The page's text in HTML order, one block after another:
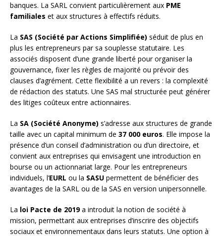
banques. La SARL convient particulièrement aux PME
familiales et aux structures à effectifs réduits.
La SAS (Société par Actions Simplifiée) séduit de plus en
plus les entrepreneurs par sa souplesse statutaire. Les
associés disposent d’une grande liberté pour organiser la
gouvernance, fixer les règles de majorité ou prévoir des
clauses d’agrément. Cette flexibilité a un revers : la complexité
de rédaction des statuts. Une SAS mal structurée peut générer
des litiges coûteux entre actionnaires.
La SA (Société Anonyme) s’adresse aux structures de grande
taille avec un capital minimum de 37 000 euros. Elle impose la
présence d’un conseil d’administration ou d’un directoire, et
convient aux entreprises qui envisagent une introduction en
bourse ou un actionnariat large. Pour les entrepreneurs
individuels, l’EURL ou la SASU permettent de bénéficier des
avantages de la SARL ou de la SAS en version unipersonnelle.
La loi Pacte de 2019a introduit la notion de société à
mission, permettant aux entreprises d’inscrire des objectifs
sociaux et environnementaux dans leurs statuts. Une option à